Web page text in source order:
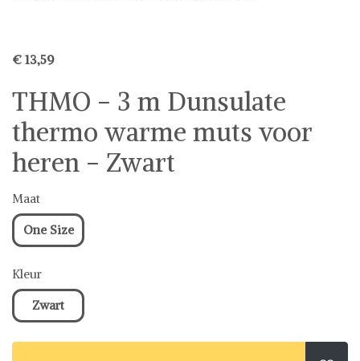
€ 13,59
THMO - 3 m Dunsulate
thermo warme muts voor
heren - Zwart
Maat
One Size
Kleur
Zwart